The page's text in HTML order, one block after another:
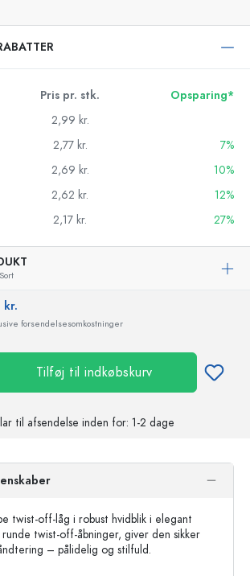
Pris pr. stk.
Opsparing*
2,99 kr.
2,77 kr.
7%
2,69 kr.
10%
2,62 kr.
12%
2,17 kr. 27%
Sort
kr.
forsendelsesomkostninger
Tilføj til indkøbskurv
til afsendelse inden for: 1-2 dage
twist-off-låg i robust hvidblik i elegant
twist-off-åbninger, giver den sikker
– pålidelig og stilfuld.